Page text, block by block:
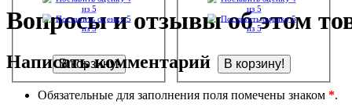
Вопросы и отзывы об этом
Написать комментарий
Обязательные для заполнения поля помечены знаком *.